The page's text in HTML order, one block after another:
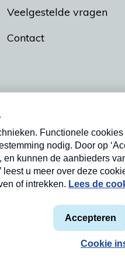
Veelgestelde vragen
Contact
Privacyverklaring